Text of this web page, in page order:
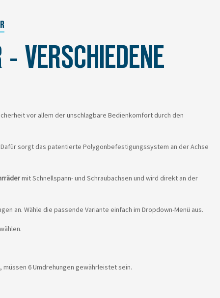
VERSCHIEDENE
vor allem der unschlagbare Bedienkomfort durch den
sorgt das patentierte Polygonbefestigungssystem an der Achse
mit Schnellspann- und Schraubachsen und wird direkt an der
an. Wähle die passende Variante einfach im Dropdown-Menü aus.
6 Umdrehungen gewährleistet sein.